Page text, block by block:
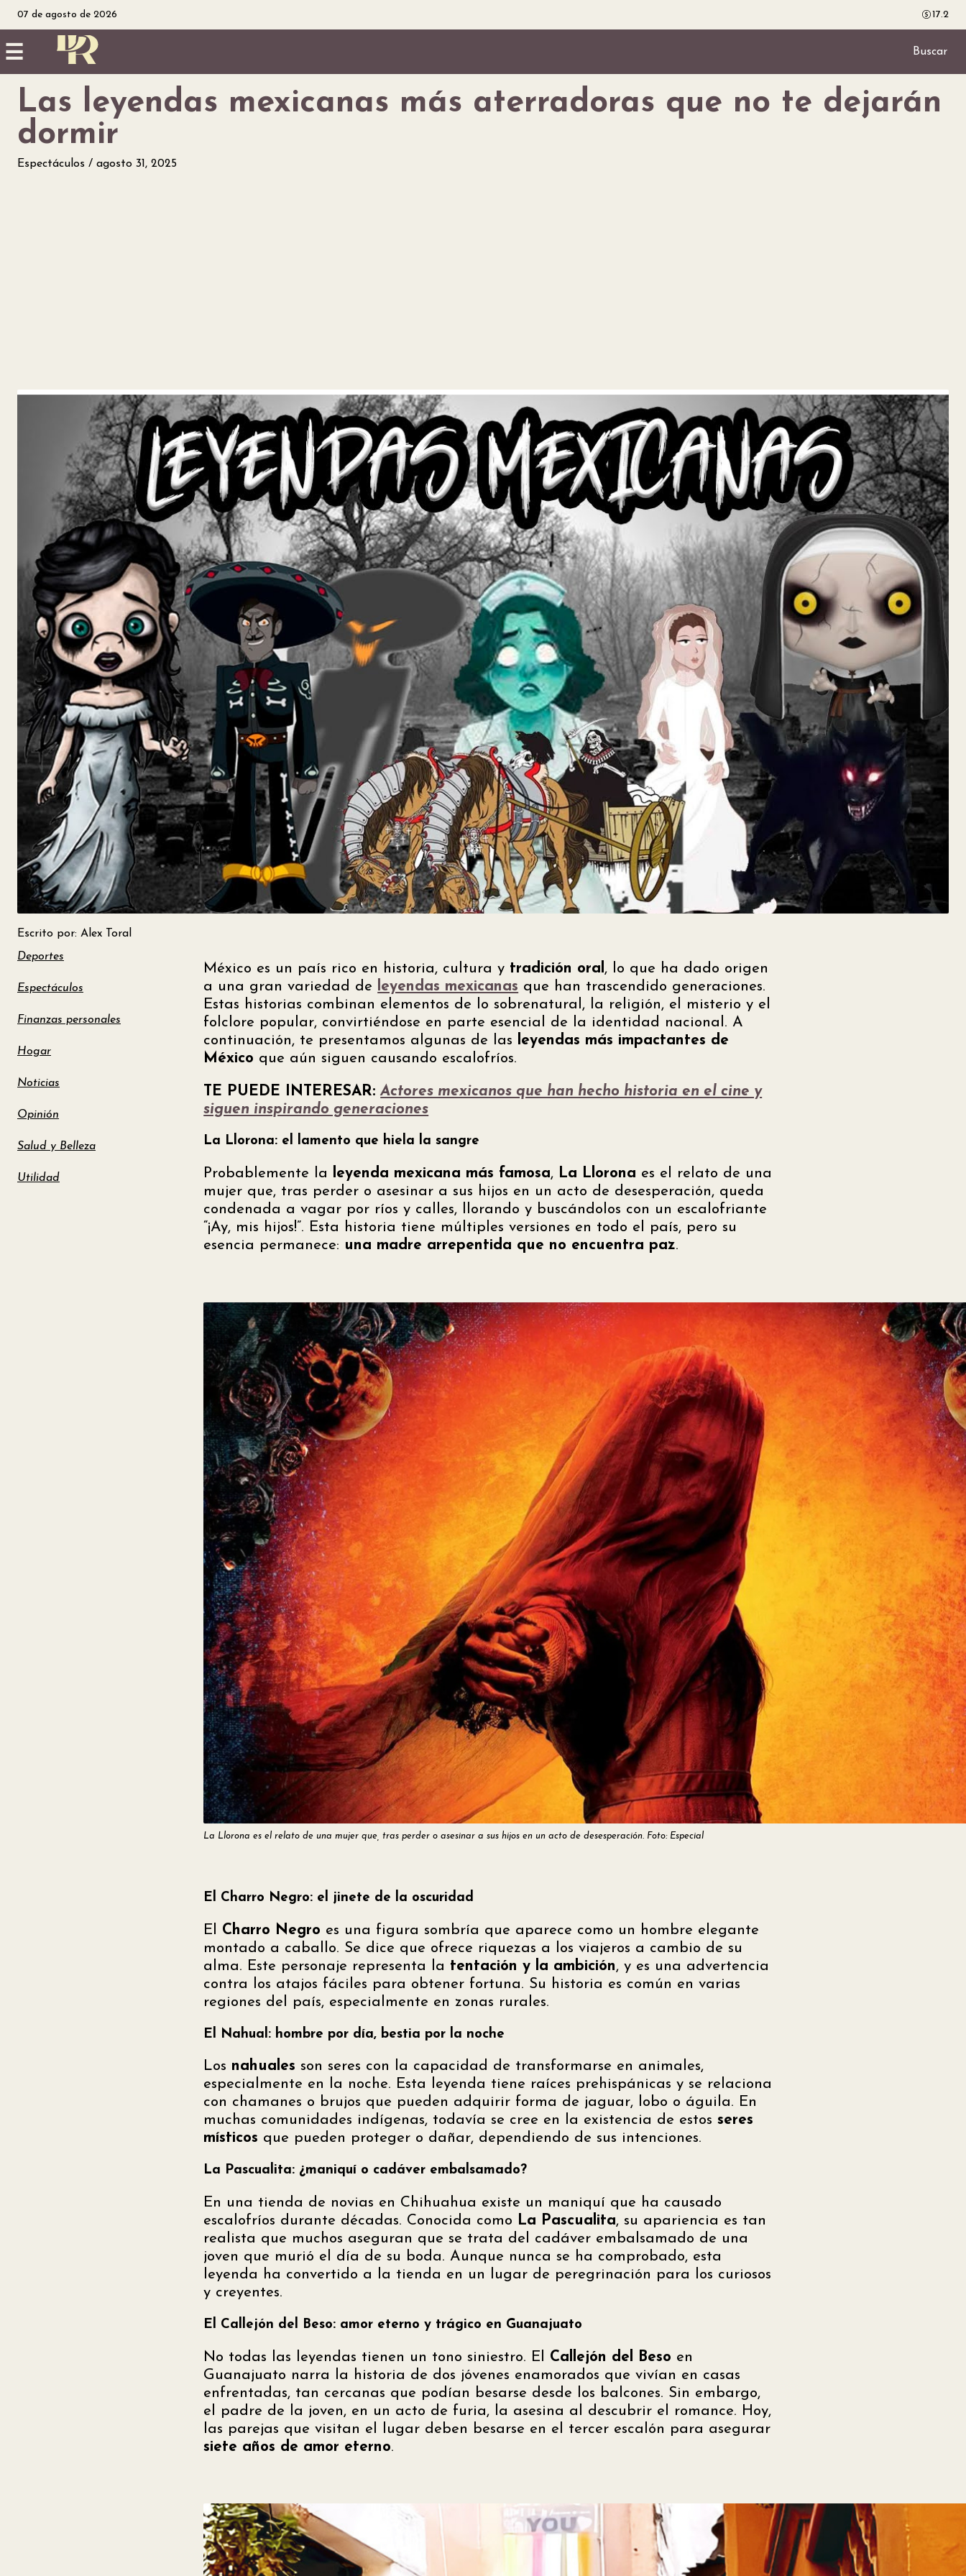
07 de agosto de 2026 17.2
☰ Buscar
Noticias
Utilidad
Espectáculos
Las leyendas mexicanas más aterradoras que no te dejarán
dormir
Espectáculos agosto 31, 2025
Escrito por: Alex Toral
Deportes
Espectáculos
Finanzas personales
Hogar
Noticias
Opinión
Salud y Belleza
Utilidad
México es un país rico en historia, cultura y tradición oral , lo que ha dado origen
a una gran variedad de
leyendas mexicanas que han trascendido generaciones.
Estas historias combinan elementos de lo sobrenatural, la religión, el misterio y el
folclore popular, convirtiéndose en parte esencial de la identidad nacional. A
continuación, te presentamos algunas de las
leyendas más impactantes de
México que aún siguen causando escalofríos.
TE PUEDE INTERESAR:Actores mexicanos que han hecho historia en el cine y
siguen inspirando generaciones
La Llorona: el lamento que hiela la sangre
Probablemente la leyenda mexicana más famosa, La Llorona es el relato de una
mujer que, tras perder o asesinar a sus hijos en un acto de desesperación, queda
condenada a vagar por ríos y calles, llorando y buscándolos con un escalofriante
“¡Ay, mis hijos!”. Esta historia tiene múltiples versiones en todo el país, pero su
esencia permanece: una madre arrepentida que no encuentra paz.
La Llorona es el relato de una mujer que, tras perder o asesinar a sus hijos en un acto de desesperación. Foto: Especial
El Charro Negro: el jinete de la oscuridad
El Charro Negro es una figura sombría que aparece como un hombre elegante
montado a caballo. Se dice que ofrece riquezas a los viajeros a cambio de su
alma. Este personaje representa la tentación y la ambición, y es una advertencia
contra los atajos fáciles para obtener fortuna. Su historia es común en varias
regiones del país, especialmente en zonas rurales.
El Nahual: hombre por día, bestia por la noche
Los nahuales son seres con la capacidad de transformarse en animales,
especialmente en la noche. Esta leyenda tiene raíces prehispánicas y se relaciona
con chamanes o brujos que pueden adquirir forma de jaguar, lobo o águila. En
muchas comunidades indígenas, todavía se cree en la existencia de estosseres
místicos que pueden proteger o dañar, dependiendo de sus intenciones.
La Pascualita: ¿maniquí o cadáver embalsamado?
En una tienda de novias en Chihuahua existe un maniquí que ha causado
escalofríos durante décadas. Conocida como
La Pascualita, su apariencia es tan
realista que muchos aseguran que se trata del cadáver embalsamado de una
joven que murió el día de su boda. Aunque nunca se ha comprobado, esta
leyenda ha convertido a la tienda en un lugar de peregrinación para los curiosos
y creyentes.
El Callejón del Beso: amor eterno y trágico en Guanajuato
No todas las leyendas tienen un tono siniestro. El Callejón del Beso en
Guanajuato narra la historia de dos jóvenes enamorados que vivían en casas
enfrentadas, tan cercanas que podían besarse desde los balcones. Sin embargo,
el padre de la joven, en un acto de furia, la asesina al descubrir el romance. Hoy,
las parejas que visitan el lugar deben besarse en el tercer escalón para asegurar
siete años de amor eterno.